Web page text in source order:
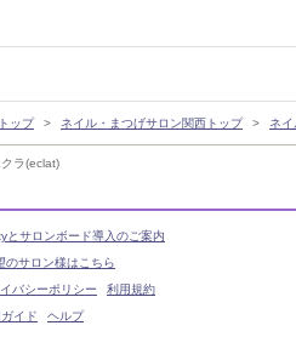
クラ(eclat)
ップ ネイル・まつげサロン関西トップ ネ
サロンボード導入のご案内
のサロン様はこちら
バシーポリシー
利用規約
イド
ヘルプ